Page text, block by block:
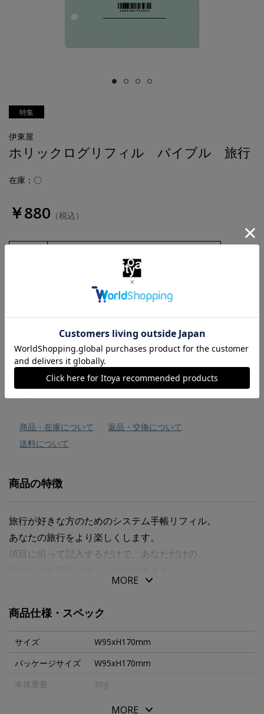
特集
伊東屋
ホリックログリフィル バイブル 旅行
在庫：〇
￥880 （税込）
商品・在庫について
返品・交換について
送料について
商品の特徴
旅行が好きな方のためのシステム手帳リフィル。
あなたの旅行をより楽しくします。
項目に沿って記入するだけで、あなただけの
目的や日程を整理することができます。
持ち物リストやお土産リストなど、
便利な項目も掲載しています。
旅で感じたことをイラストと一緒に書き込み、
楽しい思い出とともに見返してください。
MORE
商品仕様・スペック
サイズ
W95xH170mm
パッケージサイズ
W95xH170mm
本体重量
30g
MORE